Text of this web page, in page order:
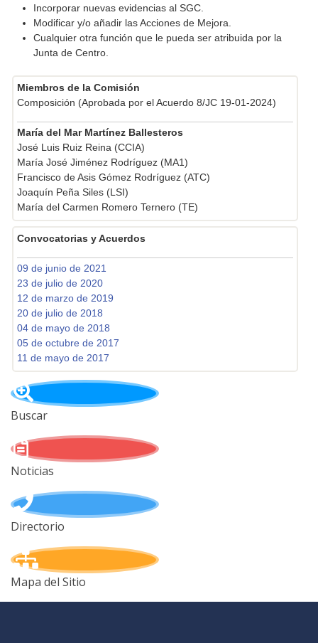
Incorporar nuevas evidencias al SGC.
Modificar y/o añadir las Acciones de Mejora.
Cualquier otra función que le pueda ser atribuida por la
Junta de Centro.
Miembros de la Comisión
Composición (Aprobada por el Acuerdo 8/JC 19-01-2024)
María del Mar Martínez Ballesteros
José Luis Ruiz Reina (CCIA)
María José Jiménez Rodríguez (MA1)
Francisco de Asis Gómez Rodríguez (ATC)
Joaquín Peña Siles (LSI)
María del Carmen Romero Ternero (TE)
Convocatorias y Acuerdos
09 de junio de 2021
23 de julio de 2020
12 de marzo de 2019
20 de julio de 2018
04 de mayo de 2018
05 de octubre de 2017
11 de mayo de 2017
Buscar
Noticias
Directorio
Mapa del Sitio